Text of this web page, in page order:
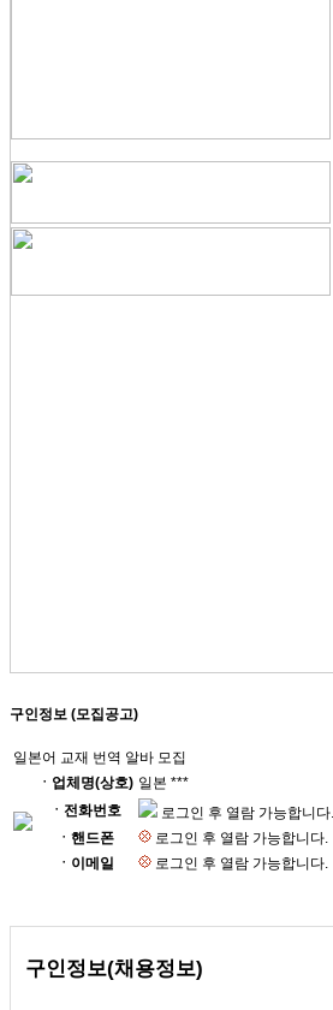
구인정보 (모집공고)
일본어 교재 번역 알바 모집
ㆍ업체명(상호) 일본 ***
ㆍ전화번호
로그인 후 열람 가능합니다.
ㆍ핸드폰
로그인 후 열람 가능합니다.
ㆍ이메일
로그인 후 열람 가능합니다.
구인정보(채용정보)